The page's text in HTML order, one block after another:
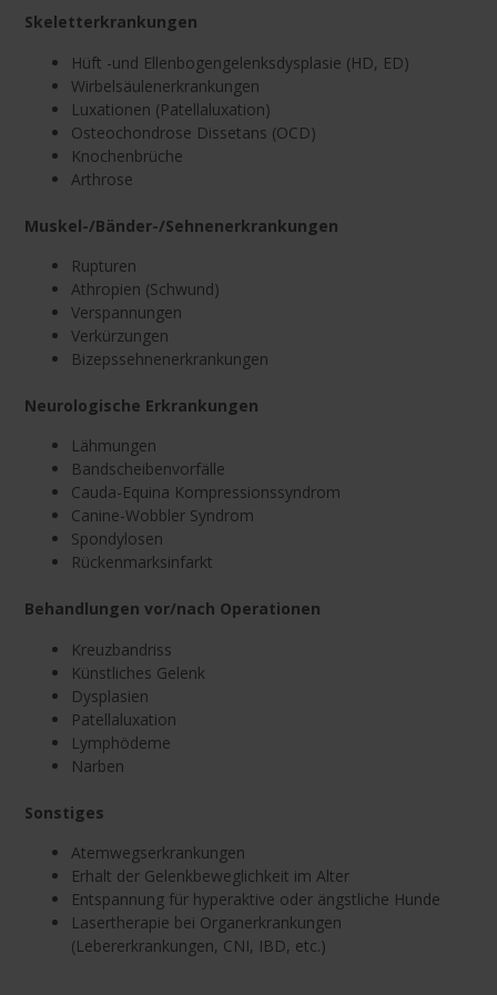
Skeletterkrankungen
Hüft -und Ellenbogengelenksdysplasie (HD, ED)
Wirbelsäulenerkrankungen
Luxationen (Patellaluxation)
Osteochondrose Dissetans (OCD)
Knochenbrüche
Arthrose
Muskel-/Bänder-/Sehnenerkrankungen
Rupturen
Athropien (Schwund)
Verspannungen
Verkürzungen
Bizepssehnenerkrankungen
Neurologische Erkrankungen
Lähmungen
Bandscheibenvorfälle
Cauda-Equina Kompressionssyndrom
Canine-Wobbler Syndrom
Spondylosen
Rückenmarksinfarkt
Behandlungen vor/nach Operationen
Kreuzbandriss
Künstliches Gelenk
Dysplasien
Patellaluxation
Lymphödeme
Narben
Sonstiges
Atemwegserkrankungen
Erhalt der Gelenkbeweglichkeit im Alter
Entspannung für hyperaktive oder ängstliche Hunde
Lasertherapie bei Organerkrankungen
(Lebererkrankungen, CNI, IBD, etc.)